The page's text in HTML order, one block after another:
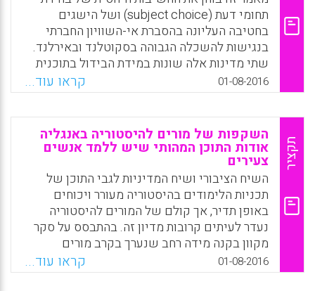
להבין ולפתח יצירתיות בבית הספר ומחוצה לו
באופן כזה שמכין את התלמידים לעולם דיגיטלי
שבו הם נדרשים להפגין מיומנויות חשיבה
במקום לשנן עובדות. החלק השני של הספר מציע
דוגמאות רבות לשילוב משימות יצירתיות בלימוד
מדעים וטכנולוגיה, אמנויות, ספרות, היסטוריה,
שושני).
WhatsApp
Facebook
Email
X
תחומי דעת (subject choice) ושל הישגים
בחטיבה העליונה בהסברת אי-השוויון החברתי
בנגישות להשכלה הגבוהה בסקוטלנד ובאירלנד.
שתי מדינות אלה שונות במידת הבידול בתוכנית
לימודים (curriculum differentiation), בדרגת
הסטנדרטיזציה בבחינות בית-ספריות
ובקריטריונים לכניסה להשכלה הגבוהה. בפרט,
בסקוטלנד בחירת תחומי הדעת בחטיבה העליונה
מבודלת יותר (הן במונחים של מספר הן בסוג
תחומי הדעת הנבחרים) והקצאת המקומות
בהשכלה הגבוהה מתוקננת (standardized) פחות
ותלויה יותר בתחומי הדעת שנלמדו בבית הספר
מאשר באירלנד (Iannelli, Cristina; Smyth,
Emer; Klein, Markus, 2016).
WhatsApp
Facebook
Email
X
01-08-2016 קראו עוד...
תקציר
השקפות של מורים להיסטוריה באנגליה
אודות התוכן המהותי שיש ללמד אנשים
צעירים
השיח הציבורי ושיח המדיניות לגבי התוכן של
תכניות הלימודים בהיסטוריה מעורר ויכוחים
באופן תדיר, אך קולם של המורים להיסטוריה
נעדר לעיתים קרובות מדיון זה. בהתבסס על סקר
מקוון בקנה מידה רחב שנערך בקרב מורים
להיסטוריה באנגליה, מאמר זה חוקר את
תגובותיהם לרפורמות גדולות בתכנית הלימודים
01-08-2016 קראו עוד...